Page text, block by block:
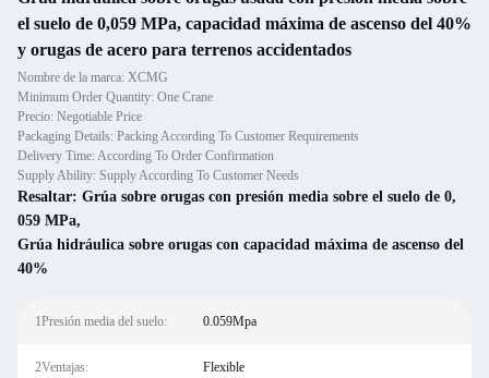
el suelo de 0,059 MPa, capacidad máxima de ascenso del 40%
y orugas de acero para terrenos accidentados
Nombre de la marca: XCMG
Minimum Order Quantity: One Crane
Precio: Negotiable Price
Packaging Details: Packing According To Customer Requirements
Delivery Time: According To Order Confirmation
Supply Ability: Supply According To Customer Needs
Resaltar: Grúa sobre orugas con presión media sobre el suelo de 0,
059 MPa,
Grúa hidráulica sobre orugas con capacidad máxima de ascenso del
40%
1Presión media del suelo: 0.059Mpa
2Ventajas: Flexible